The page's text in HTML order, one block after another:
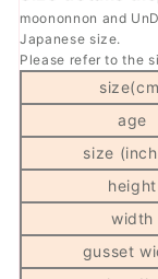
moononnon and
Japanese size.
Please refer to the
age
size
height
width
gusset